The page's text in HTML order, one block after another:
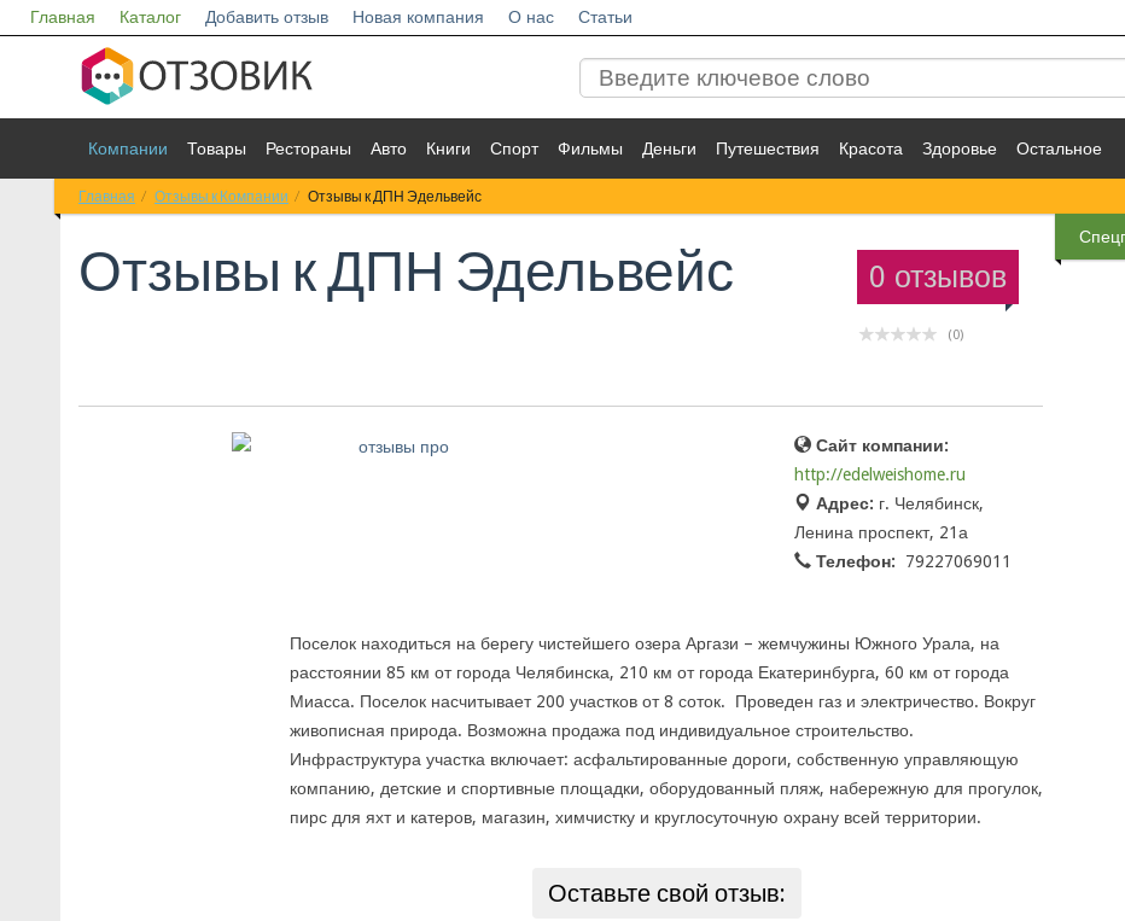
Главная Каталог Добавить отзыв Новая компания О нас Статьи
Компании Товары Рестораны Авто Книги Спорт Фильмы Деньги Путешествия Красота Здоровье Остальное
Главная Отзывы к Компании Отзывы к ДПН Эдельвейс
0 отзывов
(0)
Отзывы кДПН Эдельвейс
Сайт компании:
http://edelweishome.ru
Адрес: г. Челябинск,
Ленина проспект, 21а
Телефон:
79227069011
Поселок находиться на берегу чистейшего озера Аргази – жемчужины Южного Урала, на
расстоянии 85 км от города Челябинска, 210 км от города Екатеринбурга, 60 км от города
Миасса. Поселок насчитывает 200 участков от 8 соток. Проведен газ и электричество. Вокруг
живописная природа. Возможна продажа под индивидуальное строительство.
Инфраструктура участка включает: асфальтированные дороги, собственную управляющую
компанию, детские и спортивные площадки, оборудованный пляж, набережную для прогулок,
пирс для яхт и катеров, магазин, химчистку и круглосуточную охрану всей территории.
Оставьте свой отзыв: